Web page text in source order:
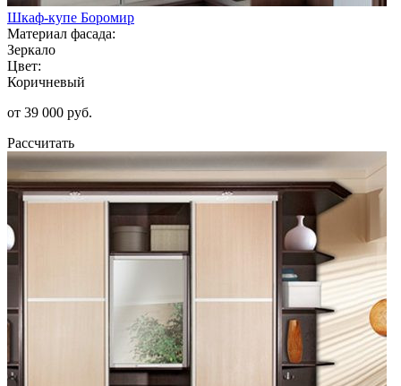
Шкаф-купе Боромир
Материал фасада:
Зеркало
Цвет:
Коричневый
от 39 000 руб.
Рассчитать